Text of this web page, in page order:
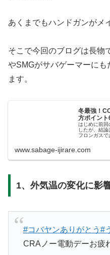
あくまでもハンドガンがメ
そこで今回のブログは長物
やSMGがサバゲーマーに
ます。
冬最強！
方ポイント
はじめに前回
したが、結
フロンガスで
www.sabage-ijirare.com
1、外気温の変化に影
#コバヤンありがとう #
CRAノー電動デーお疲